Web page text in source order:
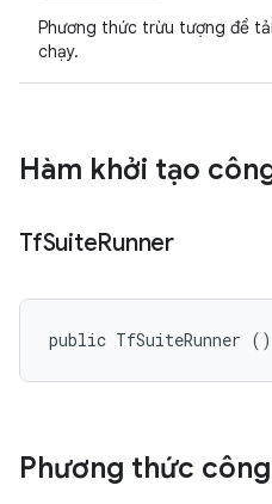
Phương thức trừu tượng để
chạy.
Hàm khởi tạo
TfSuiteRunner
public TfSuiteRunner ()
Phương thức